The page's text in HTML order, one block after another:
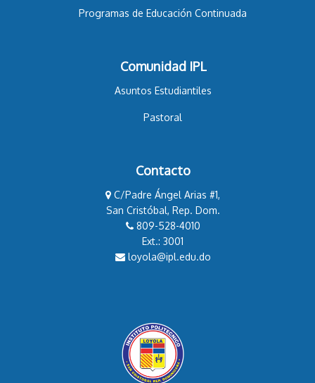
Programas de Educación Continuada
Comunidad IPL
Asuntos Estudiantiles
Pastoral
Contacto
C/Padre Ángel Arias #1,
San Cristóbal, Rep. Dom.
809-528-4010
Ext.: 3001
loyola@ipl.edu.do